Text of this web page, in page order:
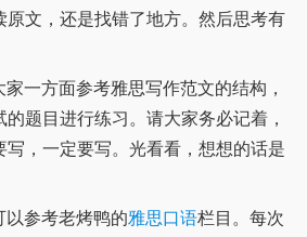
原文，还是找错了地方。然后思考有
一方面参考雅思写作范文的结构，
题目进行练习。请大家务必记着，
写，一定要写。光看看，想想的话是
以参考老烤鸭的雅思口语栏目。每次